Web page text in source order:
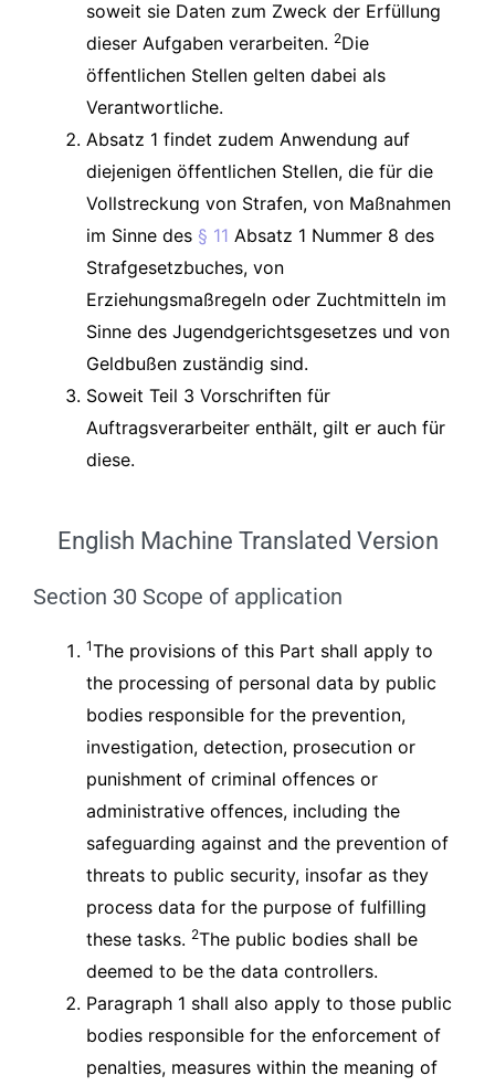
soweit sie Daten zum Zweck der Erfüllung
dieser Aufgaben verarbeiten. 2Die
öffentlichen Stellen gelten dabei als
Verantwortliche.
Absatz 1 findet zudem Anwendung auf
diejenigen öffentlichen Stellen, die für die
Vollstreckung von Strafen, von Maßnahmen
im Sinne des § 11 Absatz 1 Nummer 8 des
Strafgesetzbuches, von
Erziehungsmaßregeln oder Zuchtmitteln im
Sinne des Jugendgerichtsgesetzes und von
Geldbußen zuständig sind.
Soweit Teil 3 Vorschriften für
Auftragsverarbeiter enthält, gilt er auch für
diese.
English Machine Translated Version
Section 30 Scope of application
1The provisions of this Part shall apply to
the processing of personal data by public
bodies responsible for the prevention,
investigation, detection, prosecution or
punishment of criminal offences or
administrative offences, including the
safeguarding against and the prevention of
threats to public security, insofar as they
process data for the purpose of fulfilling
these tasks. 2The public bodies shall be
deemed to be the data controllers.
Paragraph 1 shall also apply to those public
bodies responsible for the enforcement of
penalties, measures within the meaning of